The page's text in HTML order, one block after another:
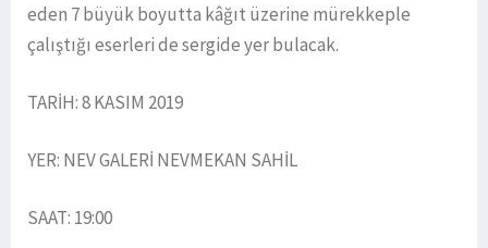
eden 7 büyük boyutta kâğıt üzerine mürekkeple
çalıştığı eserleri de sergide yer bulacak.
TARİH: 8 KASIM 2019
YER: NEV GALERİ NEVMEKAN SAHİL
SAAT: 19:00